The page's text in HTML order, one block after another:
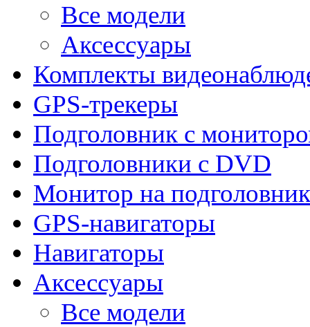
Все модели
Аксессуары
Комплекты
GPS-трекеры
Подголовник с
Подголовники с DVD
Монитор на подголовник
GPS-навигаторы
Навигаторы
Аксессуары
Все модели